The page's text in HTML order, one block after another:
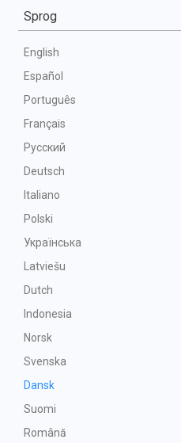
Sprog
English
Español
Português
Français
Русский
Deutsch
Italiano
Polski
Українська
Latviešu
Dutch
Indonesia
Norsk
Svenska
Dansk
Suomi
Română